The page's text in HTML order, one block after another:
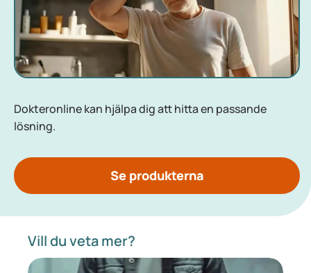
Dokteronline kan hjälpa dig att hitta en passande
lösning.
Se produkterna
Vill du veta mer?